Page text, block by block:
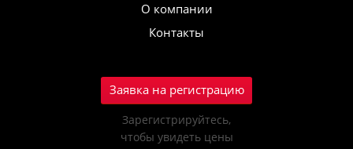
О компании
Контакты
Заявка на регистрацию
Зарегистрируйтесь,
чтобы увидеть цены